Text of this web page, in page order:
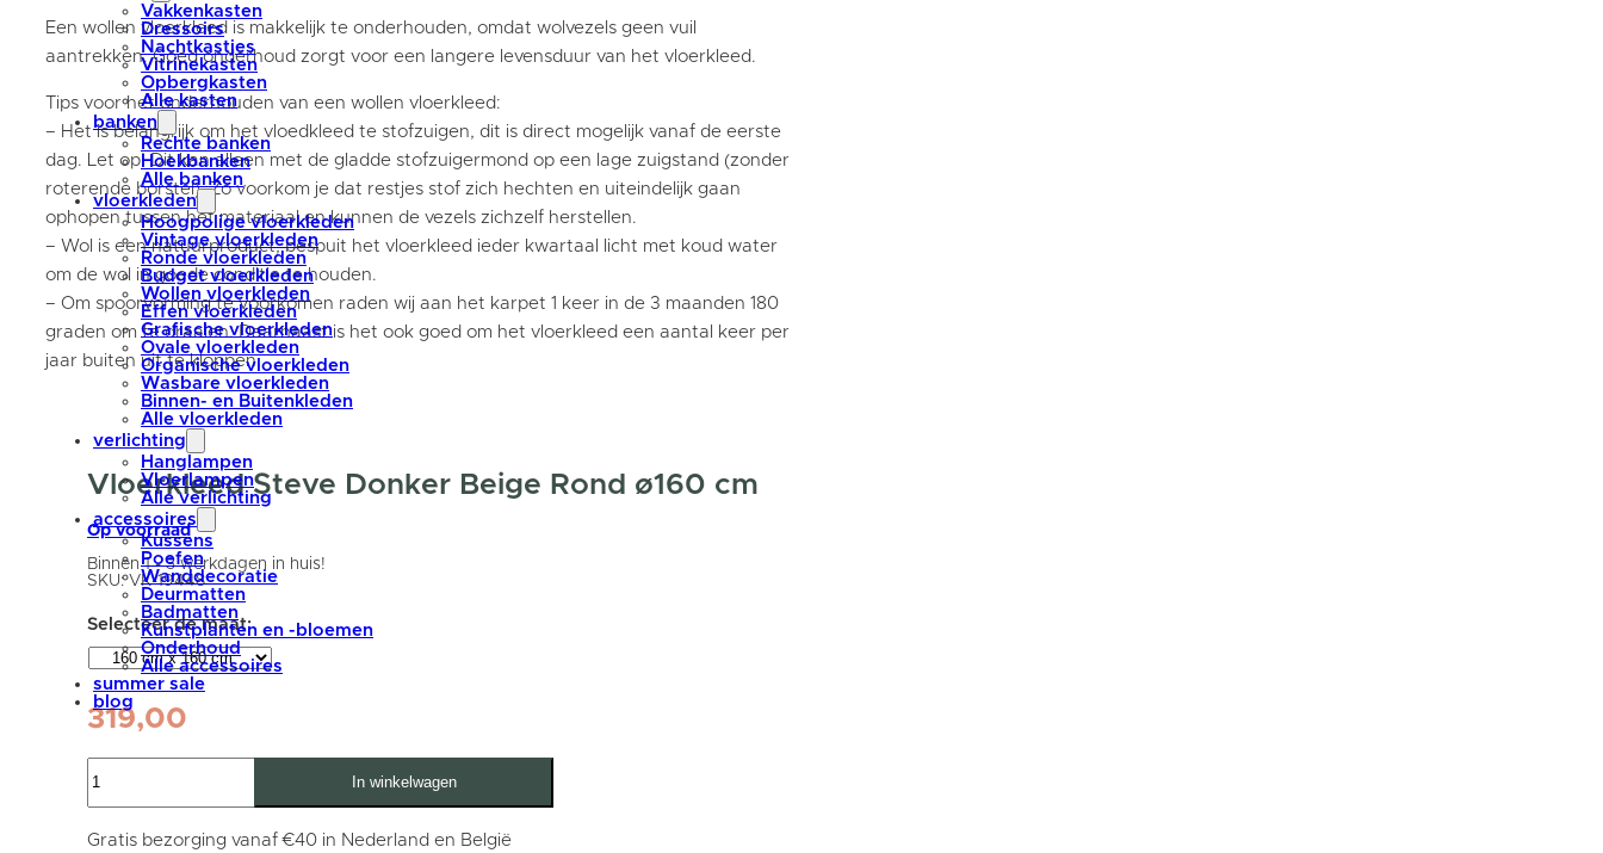
Vakkenkasten
Dressoirs
Nachtkastjes
Vitrinekasten
Opbergkasten
Alle kasten
banken
Rechte banken
Hoekbanken
Alle banken
vloerkleden
Hoogpolige vloerkleden
Vintage vloerkleden
Ronde vloerkleden
Budget vloerkleden
Wollen vloerkleden
Effen vloerkleden
Grafische vloerkleden
Ovale vloerkleden
Organische vloerkleden
Wasbare vloerkleden
Binnen- en Buitenkleden
Alle vloerkleden
verlichting
Hanglampen
Vloerlampen
Alle verlichting
accessoires
Kussens
Poefen
Wanddecoratie
Deurmatten
Badmatten
Kunstplanten en -bloemen
Onderhoud
Alle accessoires
summer sale
blog
Een wollen vloerkleed is makkelijk te onderhouden, omdat wolvezels geen vuil
aantrekken. Goed onderhoud zorgt voor een langere levensduur van het vloerkleed.
Tips voor het onderhouden van een wollen vloerkleed:
– Het is belangrijk om het vloedkleed te stofzuigen, dit is direct mogelijk vanaf de eerste
dag. Let op! Dit kan alleen met de gladde stofzuigermond op een lage zuigstand (zonder
roterende borstel). Zo voorkom je dat restjes stof zich hechten en uiteindelijk gaan
ophopen tussen het materiaal en kunnen de vezels zichzelf herstellen.
– Wol is een natuurproduct, bespuit het vloerkleed ieder kwartaal licht met koud water
om de wol in goede conditie te houden.
– Om spoorvorming te voorkomen raden wij aan het karpet 1 keer in de 3 maanden 180
graden om te draaien. Daarnaast is het ook goed om het vloerkleed een aantal keer per
jaar buiten uit te kloppen.
Vloerkleed Steve Donker Beige Rond ø160 cm
Op voorraad
Binnen 1 - 3 werkdagen in huis!
SKU:VK-19448
319,00
Vloerkleed
Steve
Rond
In winkelwagen
Gratis bezorging vanaf €40 in Nederland en België